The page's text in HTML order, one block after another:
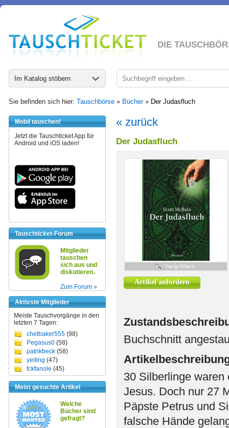
DIE
Im Katalog stöbern
Sie befinden sich hier: Tauschbörse » Bücher» Der Judasfluch
Mobil tauschen!
Jetzt die Tauschticket App für
Android und iOS laden!
Tauschticket-Forum
Mitglieder
tauschen
sich aus und
diskutieren.
Zum Forum »
Aktivste Mitglieder
Meiste Tauschvorgänge in den
letzten 7 Tagen:
chetbaker555 (98)
Pegasus0 (58)
patrikbeck (58)
yeiting (47)
fckfanole (45)
Meist gesuchte Artikel
Welche
Bücher sind
gefragt?
« zurück
Der Judasfluch
Artikel anfordern
Buchschnitt
30 Silberlinge waren
Jesus. Doch nur 27
Päpste Petrus und
falsche Hände